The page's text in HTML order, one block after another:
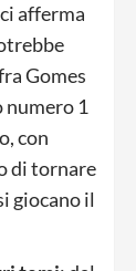
afferma
Gomes
numero 1
con
di tornare
giocano il